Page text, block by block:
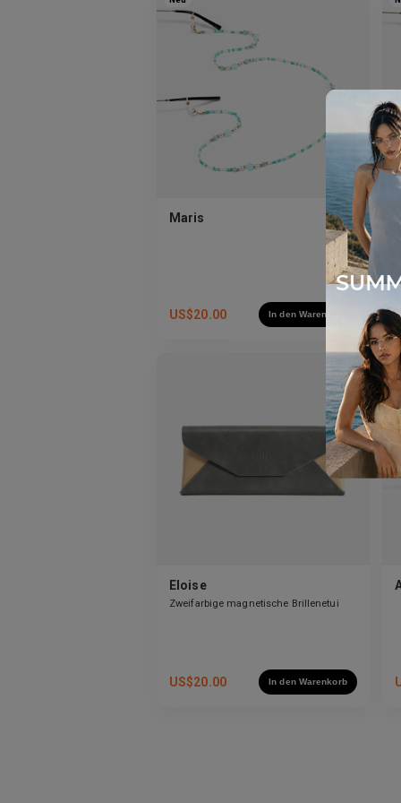
Maris
US$20.00 In den Warenkorb
Eloise
Zweifarbige magnetische Brillenetui
US$20.00 In den Warenkorb